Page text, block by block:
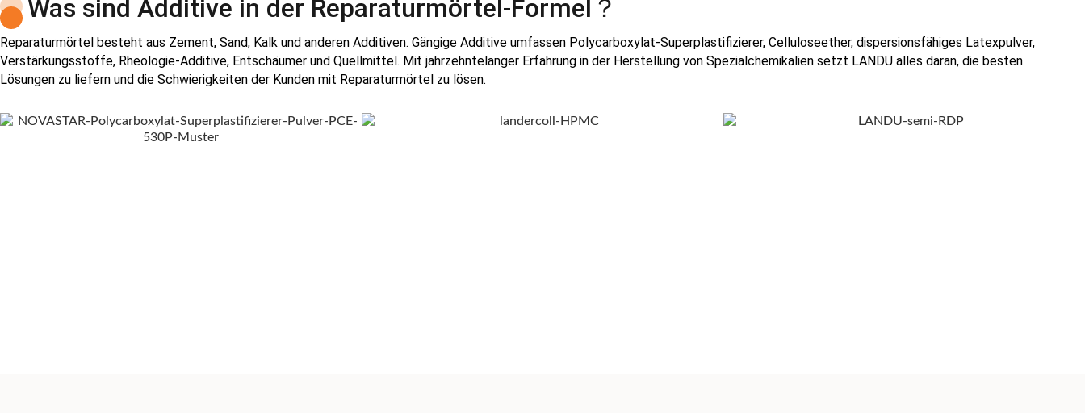
Was sind Additive in der Reparaturmörtel-Formel？
Reparaturmörtel besteht aus Zement, Sand, Kalk und anderen Additiven. Gängige Additive umfassen Polycarboxylat-Superplastifizierer, Celluloseether, dispersionsfähiges Latexpulver,
Verstärkungsstoffe, Rheologie-Additive, Entschäumer und Quellmittel. Mit jahrzehntelanger Erfahrung in der Herstellung von Spezialchemikalien setzt LANDU alles daran, die besten
Lösungen zu liefern und die Schwierigkeiten der Kunden mit Reparaturmörtel zu lösen.